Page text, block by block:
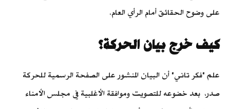
على وضوح الحقائق أمام الرأي العام.
كيف خرج بيان الحركة؟
علم "فكر تاني" أن البيان المنشور على الصفحة الرسمية للحركة
صدر، بعد خضوعه للتصويت وموافقة الأغلبية في مجلس الأمناء